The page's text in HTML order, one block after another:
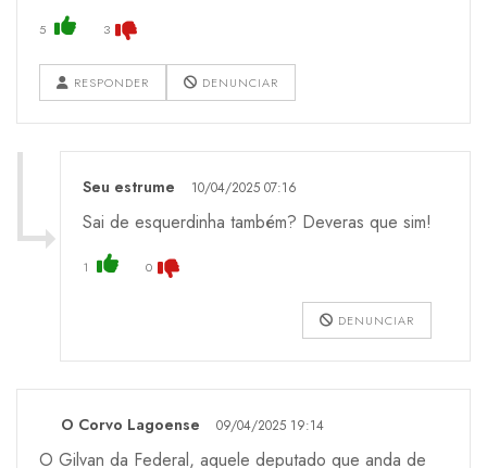
5 3
RESPONDER DENUNCIAR
Seu estrume 10/04/2025 07:16
Sai de esquerdinha também? Deveras que sim!
1 0
DENUNCIAR
O Corvo Lagoense 09/04/2025 19:14
O Gilvan da Federal, aquele deputado que anda de